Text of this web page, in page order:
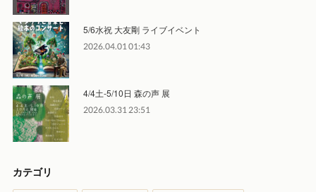
5/6水祝 大友剛 ライブイベント
2026.04.01 01:43
4/4土-5/10日 森の声 展
2026.03.31 23:51
カテゴリ